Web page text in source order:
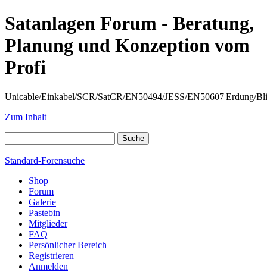
Satanlagen Forum - Beratung,
Planung und Konzeption vom
Profi
Unicable/Einkabel/SCR/SatCR/EN50494/JESS/EN50607|Erdung/
Zum Inhalt
Standard-Forensuche
Shop
Forum
Galerie
Pastebin
Mitglieder
FAQ
Persönlicher Bereich
Registrieren
Anmelden